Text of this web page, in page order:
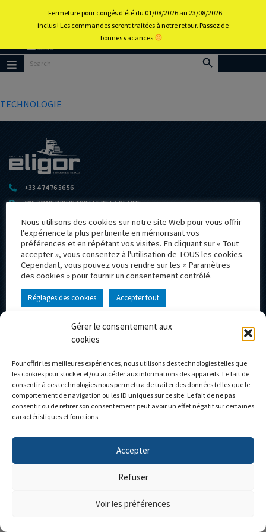
Gérer le consentement aux
cookies
Pour offrir les meilleures expériences, nous utilisons des technologies telles que
les cookies pour stocker et/ou accéder aux informations des appareils. Le fait de
consentir à ces technologies nous permettra de traiter des données telles que le
comportement de navigation ou les ID uniques sur ce site. Le fait de ne pas
consentir ou de retirer son consentement peut avoir un effet négatif sur certaines
caractéristiques et fonctions.
Accepter
Refuser
Voir les préférences
Retour
portail
TECHNOLOGIE
+33 4 74 76 56 56
605 ZONE INDUSTRIELLE DE LA PLAINE
eligorfrance@eligor.com
Suivez-nous
Suivez-nous
Suivez-nous
Inscrivez vous à la newsletter et ne loupez plus aucune nouveauté !
Le Club Eligor
La boutique
Modèles personnalisés
Le Musée
Contact
Mon compte
Mon panier
Personnalisez votre camion
Nous utilisons des cookies sur notre site Web pour vous offrir
l'expérience la plus pertinente en mémorisant vos
préférences et en répétant vos visites. En cliquant sur « Tout
accepter », vous consentez à l'utilisation de TOUS les cookies.
Cependant, vous pouvez vous rendre sur les « Paramètres
des cookies » pour fournir un consentement contrôlé.
Réglages des cookies Accepter tout
Fermeture pour congés d'été du 01/08/2026 au 23/08/2026
inclus ! Les commandes seront traitées à notre retour. Passez de
bonnes vacances